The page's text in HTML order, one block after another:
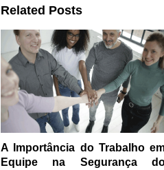
Related Posts
A Importância do Trabalho
Equipe na Segurança